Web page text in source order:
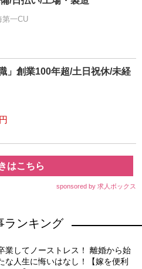
第一CU
」創業100年超/土日祝休/未経
はこちら
sponsored by 求人ボックス
ランキング
業してノーストレス！ 離婚から始
な人生に悔いはなし！【嫁を便利